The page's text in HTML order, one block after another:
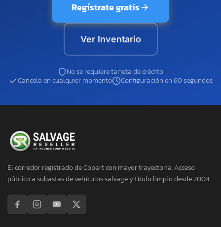
Regístrate gratis
Ver Inventario
No se requiere tarjeta de crédito
Cancela en cualquier momento
Configuración en 60 segundos
El corredor registrado de Copart con mayor trayectoria. Acceso
público a subastas de vehículos salvage y título limpio desde 2004.